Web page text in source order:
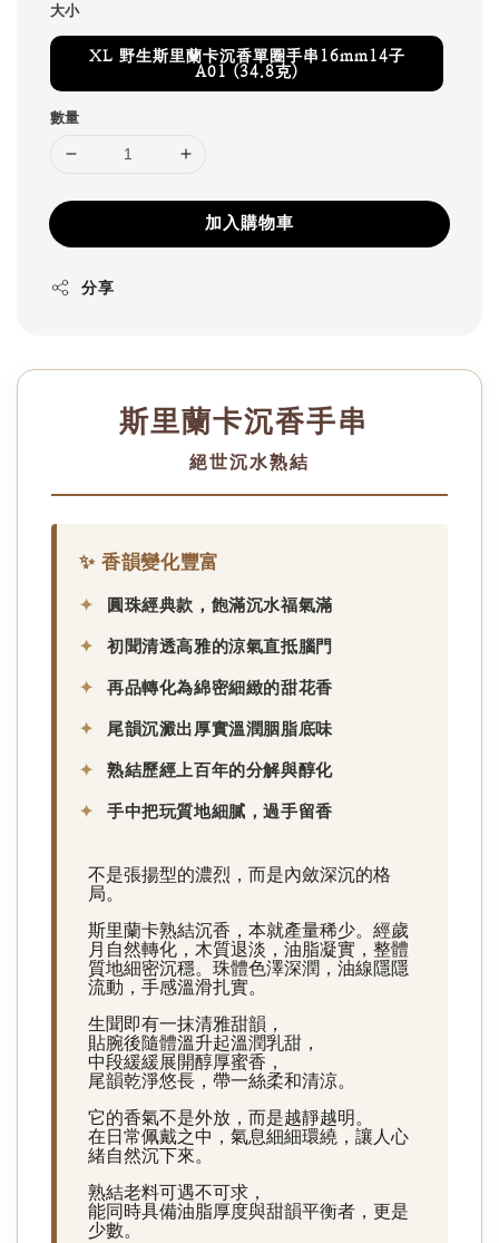
大小
XL 野生斯里蘭卡沉香單圈手串16mm14子
A01 (34.8克)
數量
加入購物車
分享
斯里蘭卡沉香手串
絕世沉水熟結
✨ 香韻變化豐富
圓珠經典款，飽滿沉水福氣滿
初聞清透高雅的涼氣直抵腦門
再品轉化為綿密細緻的甜花香
尾韻沉澱出厚實溫潤胭脂底味
熟結歷經上百年的分解與醇化
手中把玩質地細膩，過手留香
不是張揚型的濃烈，而是內斂深沉的格
局。
斯里蘭卡熟結沉香，本就產量稀少。經歲
月自然轉化，木質退淡，油脂凝實，整體
質地細密沉穩。珠體色澤深潤，油線隱隱
流動，手感溫滑扎實。
生聞即有一抹清雅甜韻，
貼腕後隨體溫升起溫潤乳甜，
中段緩緩展開醇厚蜜香，
尾韻乾淨悠長，帶一絲柔和清涼。
它的香氣不是外放，而是越靜越明。
在日常佩戴之中，氣息細細環繞，讓人心
緒自然沉下來。
熟結老料可遇不可求，
能同時具備油脂厚度與甜韻平衡者，更是
少數。